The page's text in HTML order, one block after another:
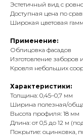
Эстетичный вид с
Доступная цена по
Широкая цветовая
Применение:
Облицовка фасадов
Изготовление заборов
Кровля небольших
Характеристики:
Толщина: 0,45–0,7 мм
Ширина полезная/
Высота профиля: 18 мм
Длина: от 0,5 до 12 м
Покрытие: оцинковка,